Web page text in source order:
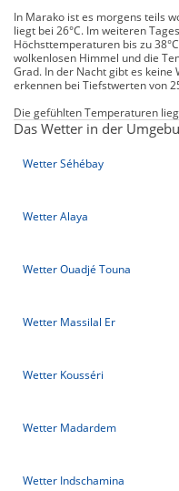
In Marako ist es morgens teils
liegt bei 26°C. Im weiteren
Höchsttemperaturen bis zu
wolkenlosen Himmel und die
Grad. In der Nacht gibt es keine
erkennen bei Tiefstwerten von
Die gefühlten Temperaturen
Das Wetter in der
Wetter Séhébay
Wetter Alaya
Wetter Ouadjé Touna
Wetter Massilal Er
Wetter Kousséri
Wetter Madardem
Wetter Indschamina